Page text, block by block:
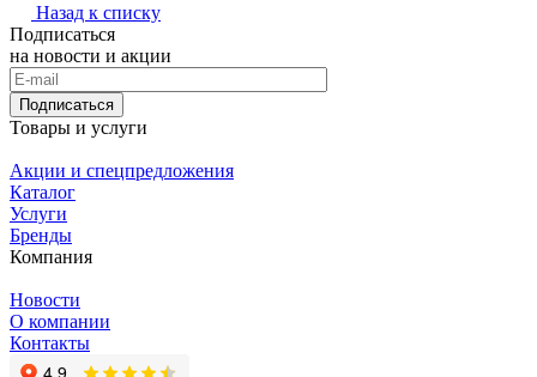
Назад к списку
Подписаться
на новости и акции
Подписаться
Товары и услуги
Акции и спецпредложения
Каталог
Услуги
Бренды
Компания
Новости
О компании
Контакты